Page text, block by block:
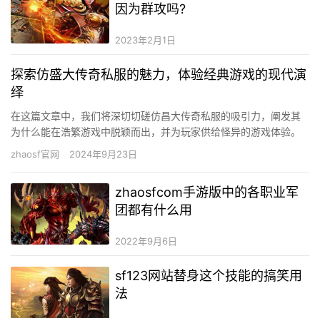
因为群攻吗?
2023年2月1日
探索仿盛大传奇私服的魅力，体验经典游戏的现代演
绎
在这篇文章中，我们将深切切磋仿昌大传奇私服的吸引力，阐发其
为什么能在浩繁游戏中脱颖而出，并为玩家供给怪异的游戏体验。
甚么是仿昌大传奇私服？ 仿昌大传奇私服是指那些仿照昌大收集公
zhaosf官网 2024年9月23日
zhaosfcom手游版中的各职业军
团都有什么用
2022年9月6日
sf123网站替身这个技能的搞笑用
法